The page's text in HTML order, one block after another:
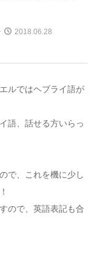
2018.06.28
ルではヘブライ語が
語、話せる方いらっ
で、これを機に少し
ので、英語表記も合